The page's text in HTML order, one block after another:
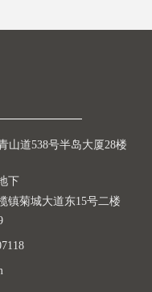
山道538号半岛大厦28楼
下
镇菊城大道东15号二楼